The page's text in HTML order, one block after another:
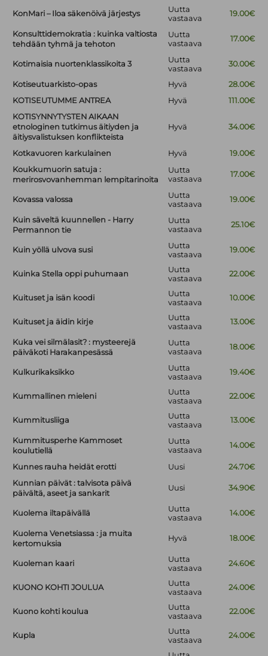
KonMari – Iloa säkenöivä järjestys
Uutta
vastaava
19.00€
Konsulttidemokratia : kuinka valtiosta
tehdään tyhmä ja tehoton
Uutta
vastaava
17.00€
Kotimaisia nuortenklassikoita 3
Uutta
vastaava
30.00€
Kotiseutuarkisto-opas Hyvä
28.00€
KOTISEUTUMME ANTREA
Hyvä
111.00€
KOTISYNNYTYSTEN AIKAAN
etnologinen tutkimus äitiyden ja
äitiysvalistuksen konflikteista
Hyvä 34.00€
Kotkavuoren karkulainen Hyvä
19.00€
Koukkumuorin satuja :
merirosvovanhemman lempitarinoita
Uutta
vastaava
17.00€
Kovassa valossa
Uutta
vastaava
19.00€
Kuin säveltä kuunnellen - Harry
Permannon tie
Uutta
vastaava
25.10€
Kuin yöllä ulvova susi
Uutta
vastaava
19.00€
Kuinka Stella oppi puhumaan
Uutta
vastaava
22.00€
Kuituset ja isän koodi
Uutta
vastaava
10.00€
Kuituset ja äidin kirje
Uutta
vastaava
13.00€
Kuka vei silmälasit? : mysteerejä
päiväkoti Harakanpesässä
Uutta
vastaava
18.00€
Kulkurikaksikko
Uutta
vastaava
19.40€
Kummallinen mieleni
Uutta
vastaava
22.00€
Kummitusliiga
Uutta
vastaava
13.00€
Kummitusperhe Kammoset
koulutiellä
Uutta
vastaava
14.00€
Kunnes rauha heidät erotti Uusi
24.70€
Kunnian päivät : talvisota päivä
päivältä, aseet ja sankarit
Uusi 34.90€
Kuolema iltapäivällä
Uutta
vastaava
14.00€
Kuolema Venetsiassa : ja muita
kertomuksia
Hyvä 18.00€
Kuoleman kaari
Uutta
vastaava
24.60€
KUONO KOHTI JOULUA
Uutta
vastaava
24.00€
Kuono kohti koulua
Uutta
vastaava
22.00€
Kupla
Uutta
vastaava
24.00€